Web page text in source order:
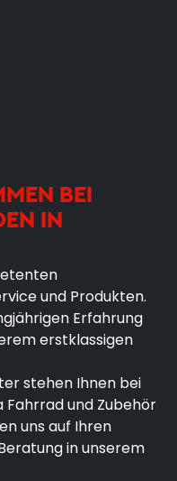
BEI
IN
und Produkten.
Erfahrung
erstklassigen
stehen Ihnen bei
Fahrrad und Zubehör
uns auf Ihren
in unserem